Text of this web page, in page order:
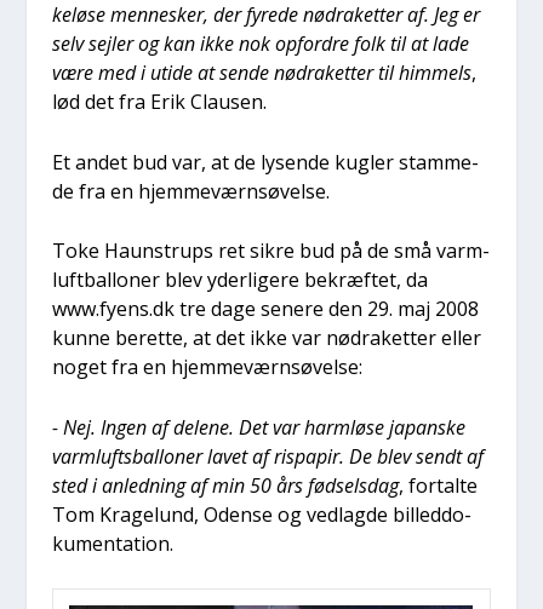
ke­lø­se men­ne­sker, der fyre­de nødra­ket­ter af. Jeg er
selv sej­ler og kan ikke nok opfor­dre folk til at lade
være med i uti­de at sen­de nødra­ket­ter til him­mels,
lød det fra Erik Clau­sen.
Et andet bud var, at de lysen­de kug­ler stam­me­
de fra en hjem­me­værn­sø­vel­se.
Toke Haun­strups ret sik­re bud på de små varm­
luft­bal­lo­ner blev yder­li­ge­re bekræf­tet, da
www.fyens.dk tre dage sene­re den 29. maj 2008
kun­ne beret­te, at det ikke var nødra­ket­ter eller
noget fra en hjem­me­værn­sø­vel­se:
- Nej. Ingen af dele­ne. Det var harm­lø­se japan­ske
varm­lufts­bal­lo­ner lavet af ris­pa­pir. De blev sendt af
sted i anled­ning af min 50 års fød­sels­dag, for­tal­te
Tom Kra­ge­lund, Oden­se og ved­lag­de bil­led­do­
ku­men­ta­tion.